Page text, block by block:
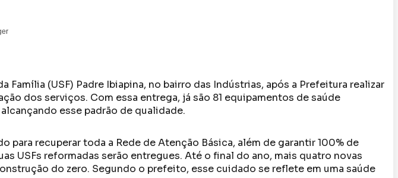
(USF) Padre Ibiapina, no bairro das Indústrias, após a Prefeitura realizar
dos serviços. Com essa entrega, já são 81 equipamentos de saúde
esse padrão de qualidade.
recuperar toda a Rede de Atenção Básica, além de garantir 100% de
USFs reformadas serão entregues. Até o final do ano, mais quatro novas
do zero. Segundo o prefeito, esse cuidado se reflete em uma saúde